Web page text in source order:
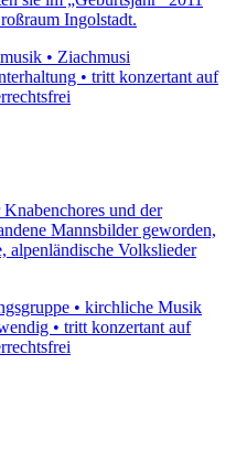
Ingolstadt.
• Ziachmusi
• tritt konzertant auf
und der
Mannsbilder geworden,
alpenländische Volkslieder
• kirchliche Musik
• tritt konzertant auf